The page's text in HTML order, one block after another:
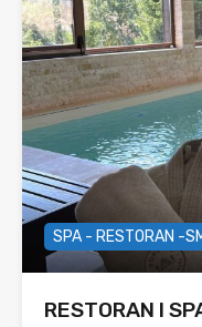
SPA - RESTORAN -
RESTORAN I